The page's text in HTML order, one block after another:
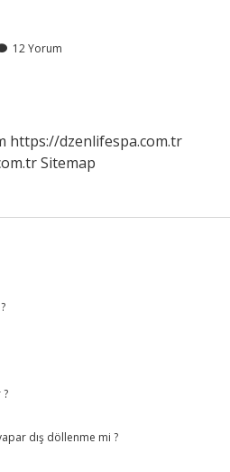
12 Yorum
https://dzenlifespa.com.tr
Sitemap
dış döllenme mi ?